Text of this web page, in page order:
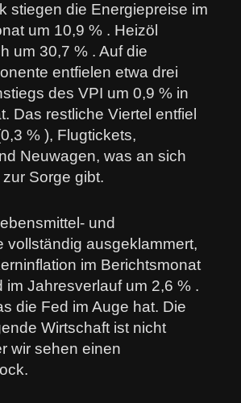
stiegen die Energiepreise im
um 10,9 % . Heizöl
um 30,7 % . Auf die
entfielen etwa drei
des VPI um 0,9 % in
Das restliche Viertel entfiel
% ), Flugtickets,
Neuwagen, was an sich
Sorge gibt.
und
vollständig ausgeklammert,
im Berichtsmonat
im Jahresverlauf um 2,6 % .
die Fed im Auge hat. Die
Wirtschaft ist nicht
wir sehen einen